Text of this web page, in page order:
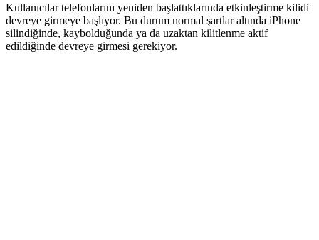
Kullanıcılar telefonlarını yeniden başlattıklarında etkinleştirme kilidi
devreye girmeye başlıyor. Bu durum normal şartlar altında iPhone
silindiğinde, kaybolduğunda ya da uzaktan kilitlenme aktif
edildiğinde devreye girmesi gerekiyor.